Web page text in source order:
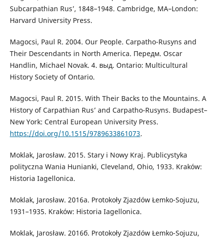
Subcarpathian Rus’, 1848–1948. Cambridge, MA–London:
Harvard University Press.
Magocsi, Paul R. 2004. Our People. Carpatho-Rusyns and
Their Descendants in North America. Передм. Oscar
Handlin, Michael Novak. 4. выд. Ontario: Multicultural
History Society of Ontario.
Magocsi, Paul R. 2015. With Their Backs to the Mountains. A
History of Carpathian Rus’ and Carpatho-Rusyns. Budapest–
New York: Central European University Press.
https://doi.org/10.1515/9789633861073.
Moklak, Jarosław. 2015. Stary i Nowy Kraj. Publicystyka
polityczna Wania Hunianki, Cleveland, Ohio, 1933. Kraków:
Historia Iagellonica.
Moklak, Jarosław. 2016а. Protokoły Zjazdów Łemko-Sojuzu,
1931–1935. Kraków: Historia Iagellonica.
Moklak, Jarosław. 2016б. Protokoły Zjazdów Łemko-Sojuzu,